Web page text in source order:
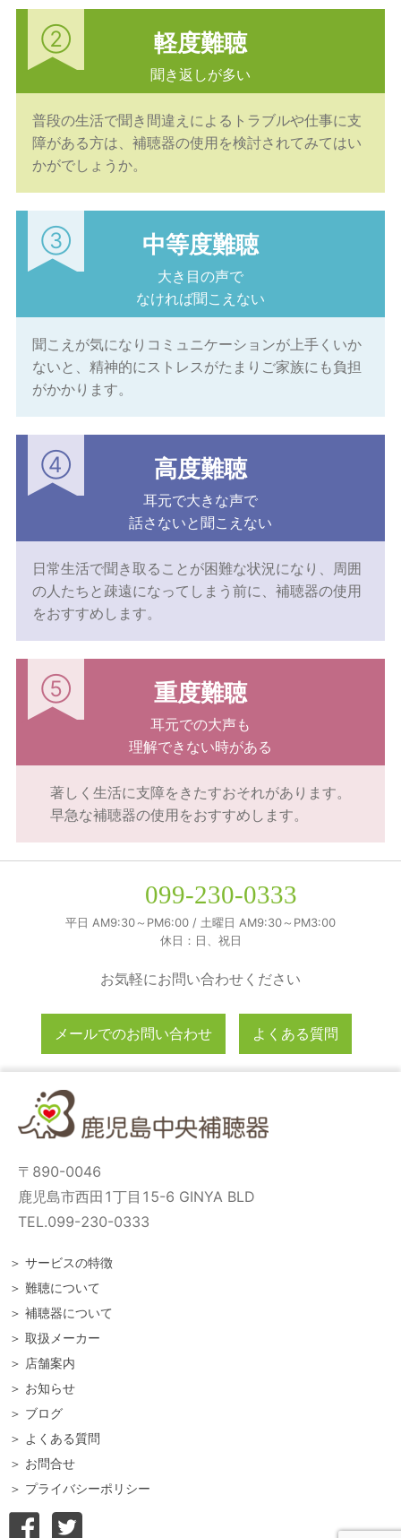
② 軽度難聴
聞き返しが多い
普段の生活で聞き間違えによるトラブルや仕事に支
障がある方は、補聴器の使用を検討されてみてはい
かがでしょうか。
③ 中等度難聴
大き目の声で
なければ聞こえない
聞こえが気になりコミュニケーションが上手くいか
ないと、精神的にストレスがたまりご家族にも負担
がかかります。
④ 高度難聴
耳元で大きな声で
話さないと聞こえない
日常生活で聞き取ることが困難な状況になり、周囲
の人たちと疎遠になってしまう前に、補聴器の使用
をおすすめします。
⑤ 重度難聴
耳元での大声も
理解できない時がある
著しく生活に支障をきたすおそれがあります。
早急な補聴器の使用をおすすめします。
099-230-0333
平日 AM9:30～PM6:00 / 土曜日 AM9:30～PM3:00
休日：日、祝日
お気軽にお問い合わせください
メールでのお問い合わせ よくある質問
〒890-0046
鹿児島市西田1丁目15-6 GINYA BLD
TEL.099-230-0333
＞ サービスの特徴
＞ 難聴について
＞ 補聴器について
＞ 取扱メーカー
＞ 店舗案内
＞ お知らせ
＞ ブログ
＞ よくある質問
＞ お問合せ
＞ プライバシーポリシー